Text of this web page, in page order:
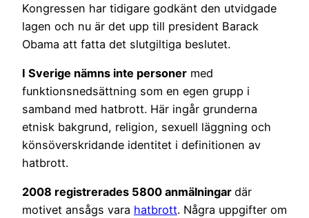
Kongressen har tidigare godkänt den utvidgade
lagen och nu är det upp till president Barack
Obama att fatta det slutgiltiga beslutet.
I Sverige nämns inte personer med
funktionsnedsättning som en egen grupp i
samband med hatbrott. Här ingår grunderna
etnisk bakgrund, religion, sexuell läggning och
könsöverskridande identitet i definitionen av
hatbrott.
2008 registrerades 5800 anmälningar där
motivet ansågs vara hatbrott. Några uppgifter om